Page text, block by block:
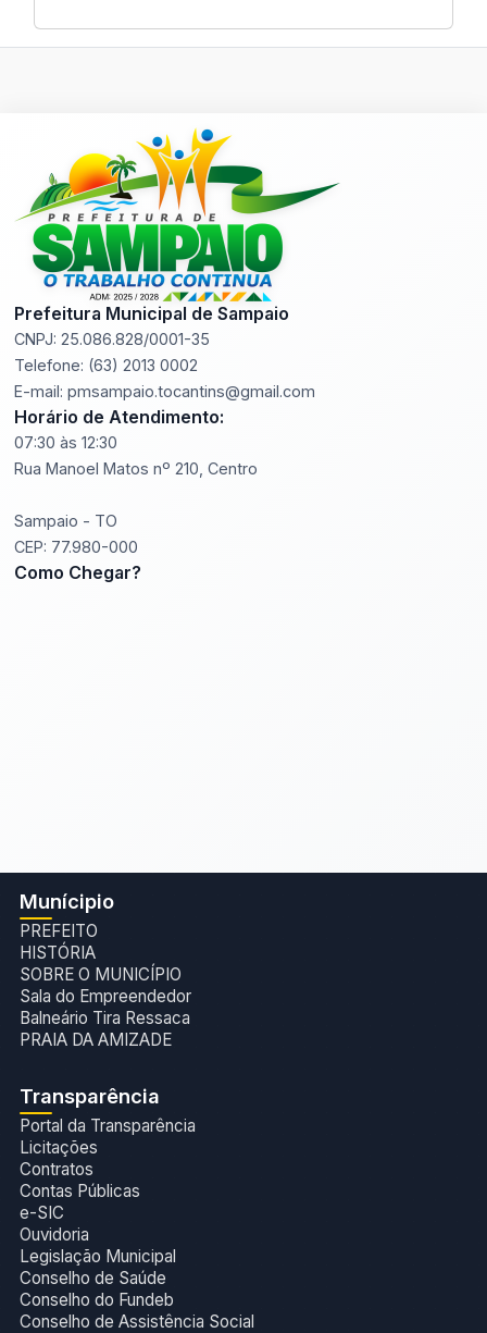
Prefeitura Municipal de Sampaio
CNPJ: 25.086.828/0001-35
Telefone: (63) 2013 0002
E-mail: pmsampaio.tocantins@gmail.com
Horário de Atendimento:
07:30 às 12:30
Rua Manoel Matos nº 210, Centro
Sampaio - TO
CEP: 77.980-000
Como Chegar?
Munícipio
PREFEITO
HISTÓRIA
SOBRE O MUNICÍPIO
Sala do Empreendedor
Balneário Tira Ressaca
PRAIA DA AMIZADE
Transparência
Portal da Transparência
Licitações
Contratos
Contas Públicas
e-SIC
Ouvidoria
Legislação Municipal
Conselho de Saúde
Conselho do Fundeb
Conselho de Assistência Social